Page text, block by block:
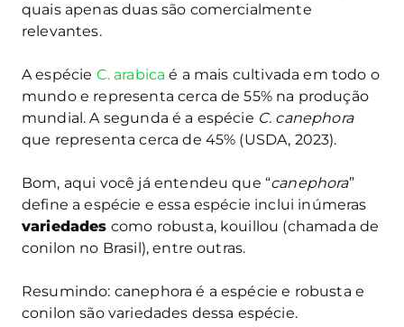
quais apenas duas são comercialmente
relevantes.
A espécie C. arabica é a mais cultivada em todo o
mundo e representa cerca de 55% na produção
mundial. A segunda é a espécie C. canephora
que representa cerca de 45% (USDA, 2023).
Bom, aqui você já entendeu que “canephora”
define a espécie e essa espécie inclui inúmeras
variedades como robusta, kouillou (chamada de
conilon no Brasil), entre outras.
Resumindo: canephora é a espécie e robusta e
conilon são variedades dessa espécie.